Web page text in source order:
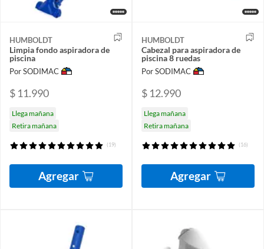
HUMBOLDT
Limpia fondo aspiradora de
piscina
Por SODIMAC
$ 11.990
Llega mañana
Retira mañana
(19)
Agregar
HUMBOLDT
Cabezal para aspiradora de
piscina 8 ruedas
Por SODIMAC
$ 12.990
Llega mañana
Retira mañana
(16)
Agregar